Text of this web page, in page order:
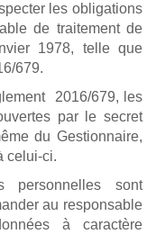
les obligations
de traitement de
1978, telle que
679.
2016/679, les
par le secret
du Gestionnaire,
celui-ci.
personnelles sont
au responsable
à caractère